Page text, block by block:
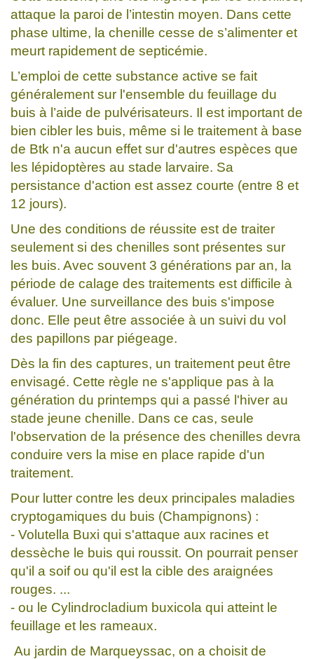
attaque la paroi de l’intestin moyen. Dans cette
phase ultime, la chenille cesse de s’alimenter et
meurt rapidement de septicémie.
L’emploi de cette substance active se fait
généralement sur l'ensemble du feuillage du
buis à l’aide de pulvérisateurs. Il est important de
bien cibler les buis, même si le traitement à base
de Btk n'a aucun effet sur d'autres espèces que
les lépidoptères au stade larvaire. Sa
persistance d'action est assez courte (entre 8 et
12 jours).
Une des conditions de réussite est de traiter
seulement si des chenilles sont présentes sur
les buis. Avec souvent 3 générations par an, la
période de calage des traitements est difficile à
évaluer. Une surveillance des buis s'impose
donc. Elle peut être associée à un suivi du vol
des papillons par piégeage.
Dès la fin des captures, un traitement peut être
envisagé. Cette règle ne s'applique pas à la
génération du printemps qui a passé l'hiver au
stade jeune chenille. Dans ce cas, seule
l'observation de la présence des chenilles devra
conduire vers la mise en place rapide d'un
traitement.
Pour lutter contre les deux principales maladies
cryptogamiques du buis (Champignons) :
- Volutella Buxi qui s'attaque aux racines et
dessèche le buis qui roussit. On pourrait penser
qu'il a soif ou qu'il est la cible des araignées
rouges. ...
- ou le Cylindrocladium buxicola qui atteint le
feuillage et les rameaux.
Au jardin de Marqueyssac, on a choisit de